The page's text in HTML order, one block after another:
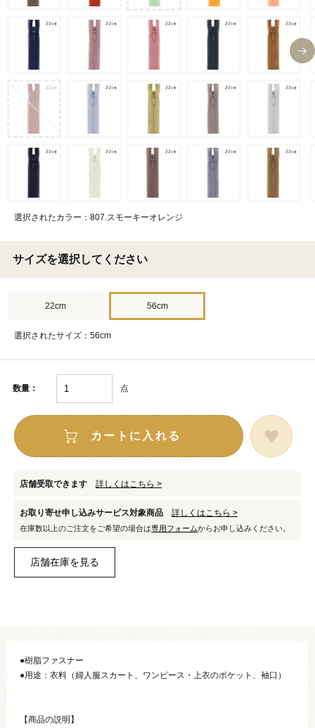
選択されたカラー：807.スモーキーオレンジ
サイズを選択してください
22cm 56cm
選択されたサイズ：56cm
数量： 点
カートに入れる
店舗受取できます 詳しくはこちら >
お取り寄せ申し込みサービス対象商品 詳しくはこちら >
在庫数以上のご注文をご希望の場合は専用フォームからお申し込みください。
●樹脂ファスナー
●用途：衣料（婦人服スカート、ワンピース・上衣のポケット、袖口）
【商品の説明】